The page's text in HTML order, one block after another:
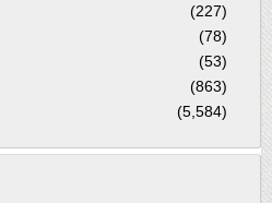
(227)
(78)
(53)
(863)
(5,584)